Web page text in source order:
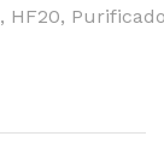
, HF20,